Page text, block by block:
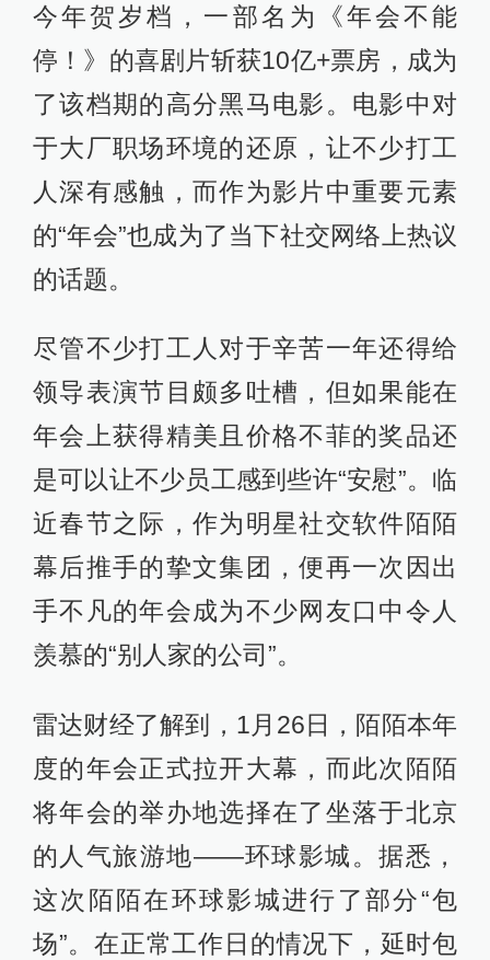
今年贺岁档，一部名为《年会不能
停！》的喜剧片斩获10亿+票房，成为
了该档期的高分黑马电影。电影中对
于大厂职场环境的还原，让不少打工
人深有感触，而作为影片中重要元素
的“年会”也成为了当下社交网络上热议
的话题。
尽管不少打工人对于辛苦一年还得给
领导表演节目颇多吐槽，但如果能在
年会上获得精美且价格不菲的奖品还
是可以让不少员工感到些许“安慰”。临
近春节之际，作为明星社交软件陌陌
幕后推手的挚文集团，便再一次因出
手不凡的年会成为不少网友口中令人
羡慕的“别人家的公司”。
雷达财经了解到，1月26日，陌陌本年
度的年会正式拉开大幕，而此次陌陌
将年会的举办地选择在了坐落于北京
的人气旅游地——环球影城。据悉，
这次陌陌在环球影城进行了部分“包
场”。在正常工作日的情况下，延时包